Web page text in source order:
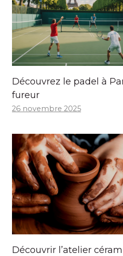
Découvrez le padel à
fureur
26 novembre 2025
Découvrir l’atelier